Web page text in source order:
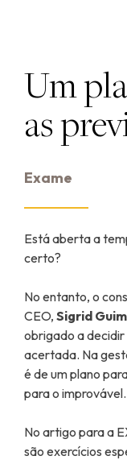
Um
as
Exame
Está aberta a
certo?
No entanto, o
CEO, Sigrid
obrigado a decidir
acertada. Na
é de um plano
para o improvável.
No artigo para a
são exercícios